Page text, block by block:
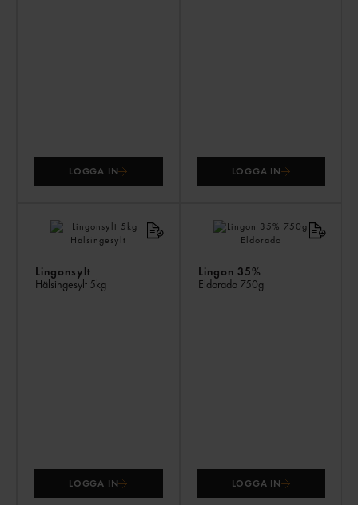
LOGGA IN LOGGA IN
Lingonsylt
Hälsingesylt 5kg
LOGGA IN
Lingon 35%
Eldorado 750g
LOGGA IN